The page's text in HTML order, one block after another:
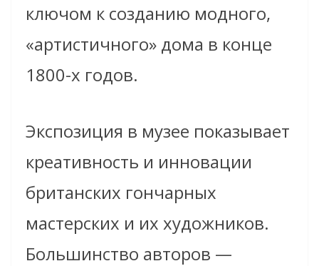
ключом к созданию модного,
«артистичного» дома в конце
1800-х годов.
Экспозиция в музее показывает
креативность и инновации
британских гончарных
мастерских и их художников.
Большинство авторов —